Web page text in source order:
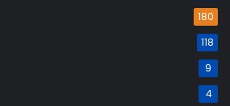
180
118
9
4